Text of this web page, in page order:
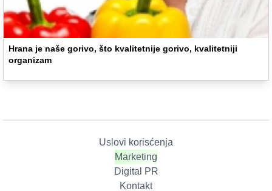
Hrana je naše gorivo, što kvalitetnije gorivo, kvalitetniji
organizam
Uslovi korisćenja
Marketing
Digital PR
Kontakt